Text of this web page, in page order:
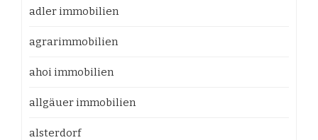
adler immobilien
agrarimmobilien
ahoi immobilien
allgäuer immobilien
alsterdorf